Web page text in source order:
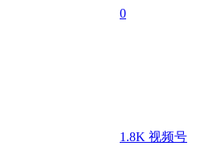
0
1.8K 视频号